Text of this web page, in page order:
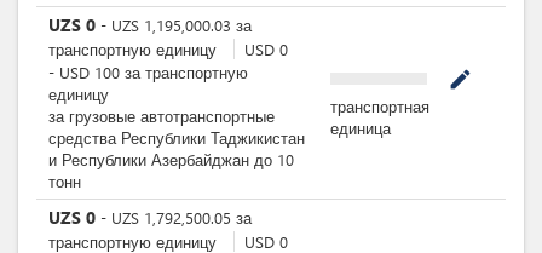
UZS 0 - UZS 1,195,000.03 за
транспортную единицу
USD 0
- USD 100 за транспортную
единицу
за грузовые автотранспортные
средства Республики Таджикистан
и Республики Азербайджан до 10
тонн
mode_edit
транспортная
единица
UZS 0 - UZS 1,792,500.05 за
транспортную единицу
USD 0